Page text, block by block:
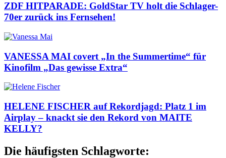
ZDF HITPARADE: GoldStar TV holt die Schlager-
70er zurück ins Fernsehen!
VANESSA MAI covert „In the Summertime“ für
Kinofilm „Das gewisse Extra“
HELENE FISCHER auf Rekordjagd: Platz 1 im
Airplay – knackt sie den Rekord von MAITE
KELLY?
Die häufigsten Schlagworte: